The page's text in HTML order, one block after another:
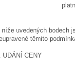
níže uvedených bodech
těmito
UDÁNÍ CENY